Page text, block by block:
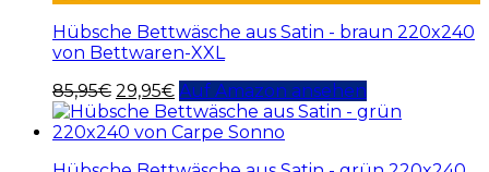
Hübsche Bettwäsche aus Satin - braun 220x240
von Bettwaren-XXL
85,95€ 29,95€ Auf Amazon ansehen